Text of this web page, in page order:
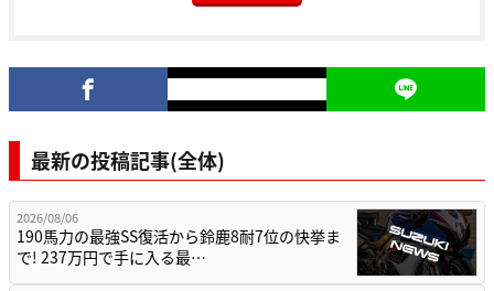
最新の投稿記事(全体)
2026/08/06
190馬力の最強SS復活から鈴鹿8耐7位の快挙ま
で! 237万円で手に入る最…